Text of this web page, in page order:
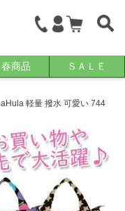
春商品 ＳＡＬＥ
軽量 撥水 可愛い 744